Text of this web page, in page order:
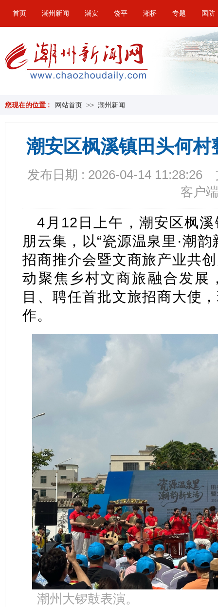
首页 潮州新闻 潮安 饶平 湘桥 专题 国防
您现在的位置 : 网站首页 >> 潮州新闻
潮安区枫溪镇田头何
发布日期 : 2026-04-14 11:28:26
客户端
4月12日上午，潮安区枫
朋云集，以“瓷源温泉里·潮
招商推介会暨文商旅产业共
动聚焦乡村文商旅融合发展
目、聘任首批文旅招商大使
作。
潮州大锣鼓表演。